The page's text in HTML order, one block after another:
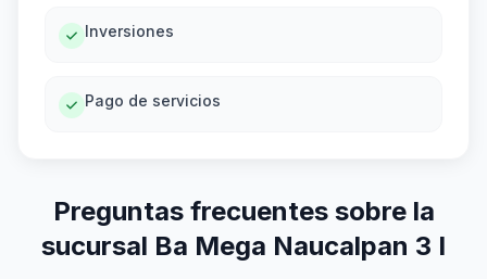
Inversiones
Pago de servicios
Preguntas frecuentes sobre la
sucursal Ba Mega Naucalpan 3 I